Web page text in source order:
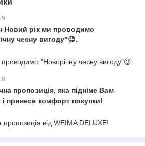
Новий рік ми проводимо
чесну вигоду"😉.
"Новорічну чесну вигоду"😉.
пропозиція, яка підніме Вам
і принесе комфорт покупки!
пропозиція від WEIMA DELUXE!